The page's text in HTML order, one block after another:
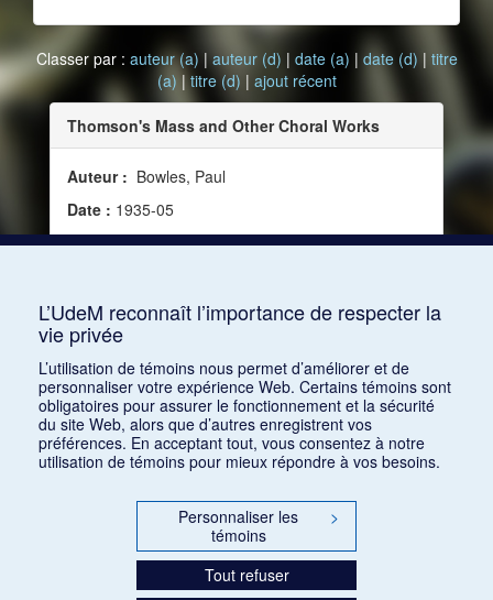
Classer par : auteur (a) | auteur (d) | date (a) | date (d) | titre
(a) | titre (d) | ajout récent
Thomson's Mass and Other Choral Works
Auteur : Bowles, Paul
Date : 1935-05
Source :Modern Music, vol. 12, no 4 (mai 1935)
L’UdeM reconnaît l’importance de respecter la
vie privée
L’utilisation de témoins nous permet d’améliorer et de
personnaliser votre expérience Web. Certains témoins sont
obligatoires pour assurer le fonctionnement et la sécurité
du site Web, alors que d’autres enregistrent vos
préférences. En acceptant tout, vous consentez à notre
utilisation de témoins pour mieux répondre à vos besoins.
Personnaliser les
témoins
>
Tout refuser